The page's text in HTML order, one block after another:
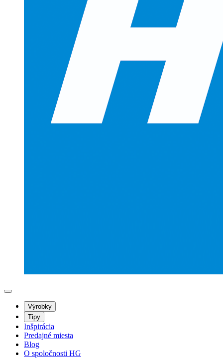
Výrobky
Tipy
Inšpirácia
Predajné miesta
Blog
O spoločnosti HG